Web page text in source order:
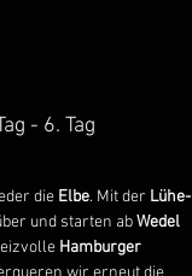
- 6. Tag
die Elbe. Mit der Lühe-
und starten abWedel
Hamburger